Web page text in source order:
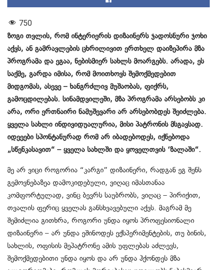
750
ზოგი თვლის, რომ ინტერიერის დიზაინერს ჯადოსნური ჯოხი
აქვს, ან გამრავლების ცხრილივით ერთხელ დაიზეპირა მზა
პროგრამა და ეგაა, ნებისმიერ სახლს მოარგებს. არადა, ეს
საქმე, გარდა იმისა, რომ მოითხოვს შემოქმედებით
მიდგომას, ასევე – ხანგრძლივ მუშაობას, ფიქრს,
გამოცდილებას. სინამდვილეში, მზა პროგრამა არსებობს კი
არა, ორი ერთნაირი ნამუშევარი არ არსებობდეს შეიძლება.
ყველა სახლი ინდივიდუალურია, მისი პატრონის მსგავსად.
იდეეები სპონტანურად რომ არ იბადებოდეს, იქნებოდა
„სწენკასავით“ – ყველა სახლში და ყოველთვის ‘ზალაში“.
მე არ ვიცი როგორია “კარგი” დიზაინერი, რადგან ეგ შენს
გემოვნებაზეა დამოკიდებული, ვიღაც იმასთანაა
კომფორტულად, ვინც ბევრს საუბრობს, ვიღაც – პირიქით,
თვალის ფერიც ყველას განსხვავებული აქვს. მაგრამ მე
შემიძლია გითხრა, როგორი უნდა იყოს პროფესიონალი
დიზაინერი – არ უნდა ეშინოდეს ექსპერიმენტების, თუ ბინის,
სახლის, ოფისის მეპატრონე ამის უფლებას აძლევს,
შემოქმედებითი უნდა იყოს და არ უნდა ჰქონდეს მზა